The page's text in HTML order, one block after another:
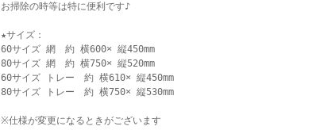
お掃除の時等は特に便利です♪
★サイズ：
60サイズ 網 約 横600× 縦450mm
80サイズ 網 約 横750× 縦520mm
60サイズ トレー 約 横610× 縦450mm
80サイズ トレー 約 横750× 縦530mm
※仕様が変更になるときがございます